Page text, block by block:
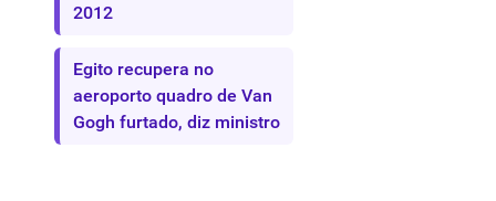
2012
Egito recupera no
aeroporto quadro de Van
Gogh furtado, diz ministro